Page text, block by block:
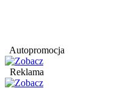
Autopromocja
Reklama